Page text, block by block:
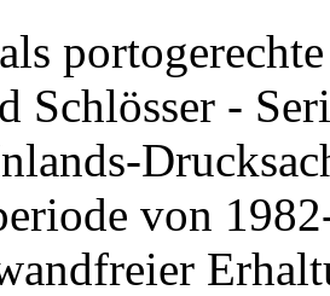
Schlösser -
von